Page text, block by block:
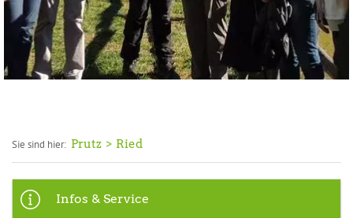
Sie sind hier: Prutz Ried
Infos & Service